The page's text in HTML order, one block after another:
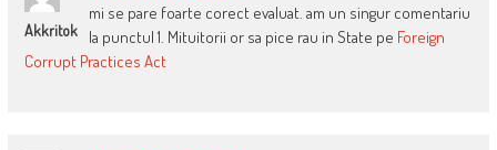
Akkritok
mi se pare foarte corect evaluat. am un singur comentariu
la punctul 1. Mituitorii or sa pice rau in State pe Foreign
Corrupt Practices Act